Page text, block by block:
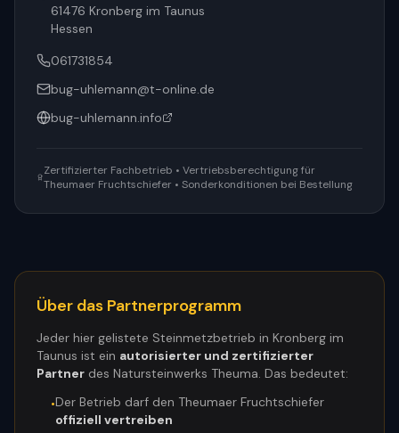
61476 Kronberg im Taunus
Hessen
061731854
bug-uhlemann@t-online.de
bug-uhlemann.info
Zertifizierter Fachbetrieb • Vertriebsberechtigung für
Theumaer Fruchtschiefer • Sonderkonditionen bei Bestellung
Über das Partnerprogramm
Jeder hier gelistete Steinmetzbetrieb in Kronberg im
Taunus ist ein autorisierter und zertifizierter
Partner des Natursteinwerks Theuma. Das bedeutet:
•Der Betrieb darf den Theumaer Fruchtschiefer
offiziell vertreiben